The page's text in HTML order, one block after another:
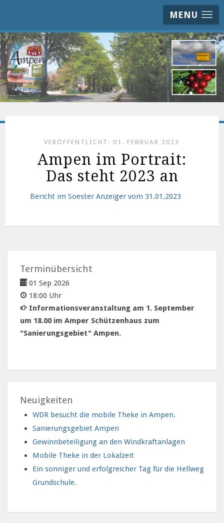
MENU
Terminübersicht
01 Sep 2026
18:00 Uhr
Informationsveranstaltung am 1. September
um 18.00 im Amper Schützenhaus zum
"Sanierungsgebiet" Ampen.
Neuigkeiten
WDR besucht die mobile Theke in Ampen.
Sanierungsgebiet Ampen
Gewinnbeteiligung an den Windkraftanlagen
Mobile Theke in der Lokalzeit
Ein sonniger und erfolgreicher Tag für die Hellweg
Grundschule.
VERÖFFENTLICHT: 01. FEBRUAR 2023
Ampen im Portrait:
Das steht 2023 an
Bericht im Soester Anzeiger vom 31.01.2023